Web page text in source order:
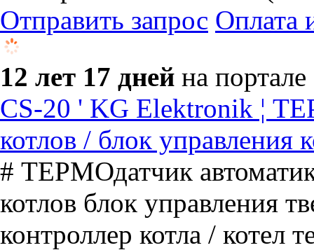
Отправить запрос Оплата
12 лет 17 дней на портале
CS-20 ' KG Elektronik ¦
котлов / блок управления
# ТЕРМОдатчик
котлов блок управления
контроллер котла / котел